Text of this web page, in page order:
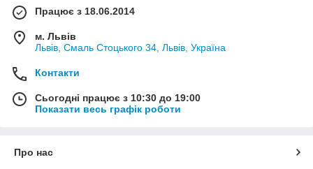
Працює з 18.06.2014
м. Львів
Львів, Смаль Стоцького 34, Львів, Україна
Контакти
Сьогодні працює з 10:30 до 19:00
Показати весь графік роботи
Про нас